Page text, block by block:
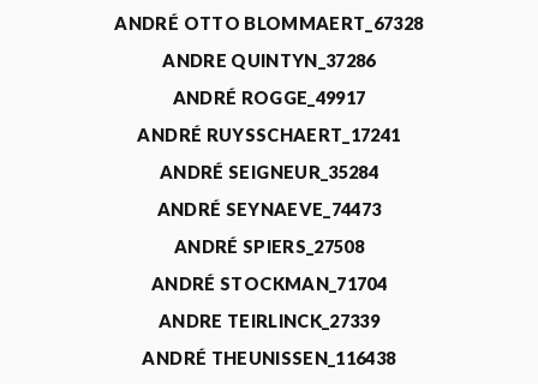
ANDRÉ OTTO BLOMMAERT_67328
ANDRE QUINTYN_37286
ANDRÉ ROGGE_49917
ANDRÉ RUYSSCHAERT_17241
ANDRÉ SEIGNEUR_35284
ANDRÉ SEYNAEVE_74473
ANDRÉ SPIERS_27508
ANDRÉ STOCKMAN_71704
ANDRE TEIRLINCK_27339
ANDRÉ THEUNISSEN_116438